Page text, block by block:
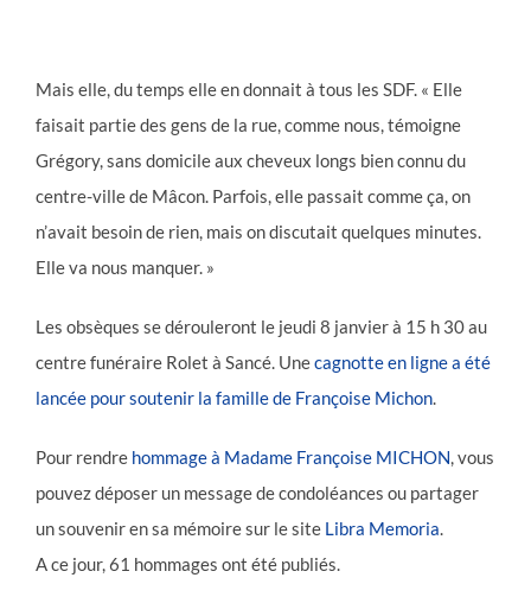
Mais elle, du temps elle en donnait à tous les SDF. « Elle
faisait partie des gens de la rue, comme nous, témoigne
Grégory, sans domicile aux cheveux longs bien connu du
centre-ville de Mâcon. Parfois, elle passait comme ça, on
n’avait besoin de rien, mais on discutait quelques minutes.
Elle va nous manquer. »
Les obsèques se dérouleront le jeudi 8 janvier à 15 h 30 au
centre funéraire Rolet à Sancé. Unecagnotte en ligne a été
lancée pour soutenir la famille de Françoise Michon
Pour rendre hommage à Madame Françoise MICHON , vous
pouvez déposer un message de condoléances ou partager
un souvenir en sa mémoire sur le site Libra Memoria
A ce jour, 61 hommages ont été publiés.